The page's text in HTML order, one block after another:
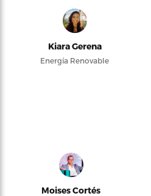
Kiara Gerena
Energía Renovable
Moises Cortés